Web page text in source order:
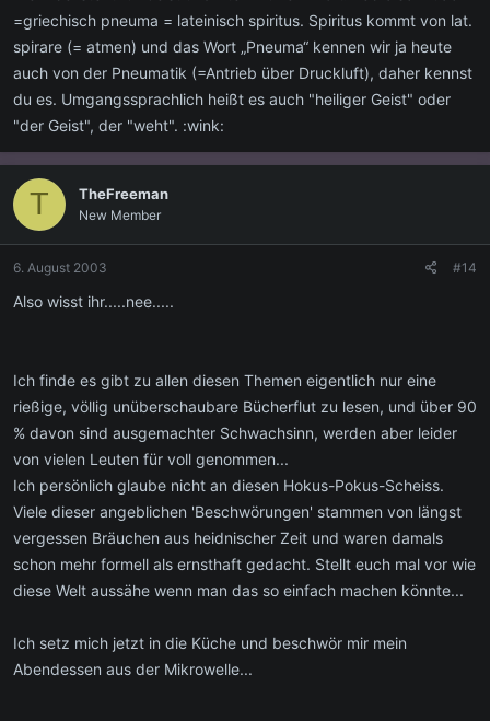
=griechisch pneuma = lateinisch spiritus. Spiritus kommt von lat.
spirare (= atmen) und das Wort „Pneuma“ kennen wir ja heute
auch von der Pneumatik (=Antrieb über Druckluft), daher kennst
du es. Umgangssprachlich heißt es auch "heiliger Geist" oder
"der Geist", der "weht". :wink:
T TheFreeman
New Member
6. August 2003 #14
Also wisst ihr.....nee.....
Ich finde es gibt zu allen diesen Themen eigentlich nur eine
rießige, völlig unüberschaubare Bücherflut zu lesen, und über 90
% davon sind ausgemachter Schwachsinn, werden aber leider
von vielen Leuten für voll genommen...
Ich persönlich glaube nicht an diesen Hokus-Pokus-Scheiss.
Viele dieser angeblichen 'Beschwörungen' stammen von längst
vergessen Bräuchen aus heidnischer Zeit und waren damals
schon mehr formell als ernsthaft gedacht. Stellt euch mal vor wie
diese Welt aussähe wenn man das so einfach machen könnte...
Ich setz mich jetzt in die Küche und beschwör mir mein
Abendessen aus der Mikrowelle...